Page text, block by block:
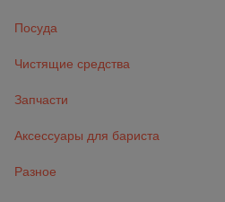
Посуда
Чистящие средства
Запчасти
Аксессуары для бариста
Разное